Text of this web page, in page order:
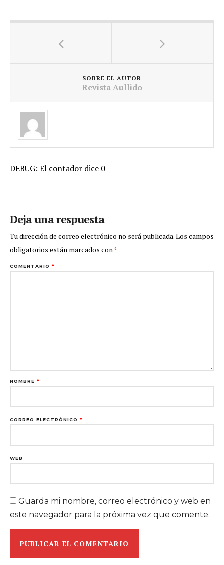
SOBRE EL AUTOR
Revista Aullido
DEBUG: El contador dice 0
Deja una respuesta
Tu dirección de correo electrónico no será publicada.Los campos
obligatorios están marcados con*
COMENTARIO *
NOMBRE *
CORREO ELECTRÓNICO *
WEB
Guarda mi nombre, correo electrónico y web en
este navegador para la próxima vez que comente.